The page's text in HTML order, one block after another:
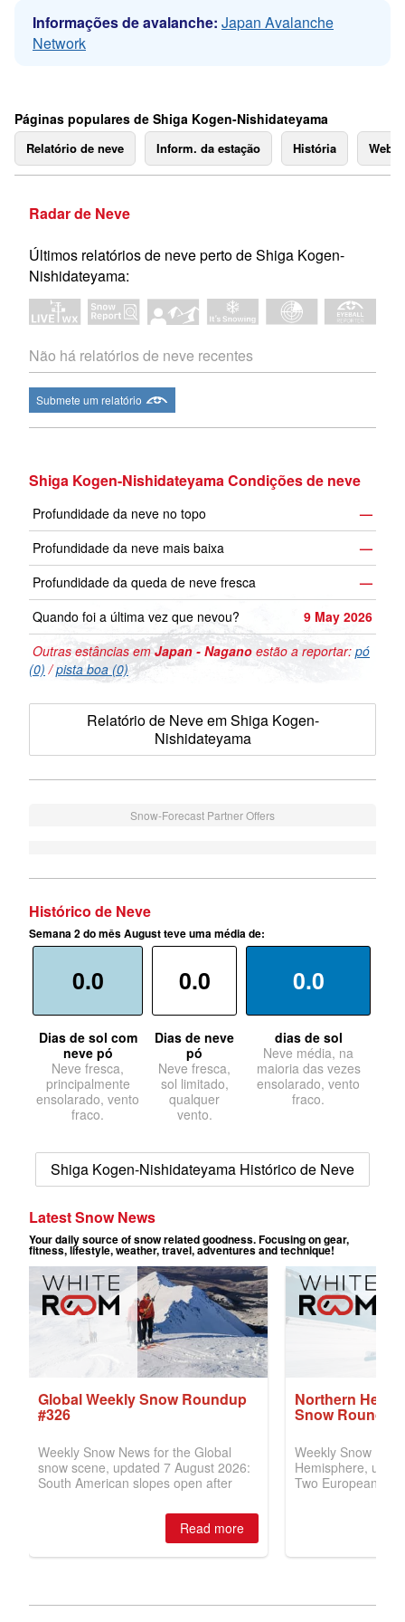
Informações de avalanche: Japan Avalanche
Network
Páginas populares de Shiga Kogen-Nishidateyama
Relatório de neve Inform. da estação História
Radar de Neve
Últimos relatórios de neve perto de Shiga Kogen-
Nishidateyama:
Não há relatórios de neve recentes
Submete um relatório
Shiga Kogen-Nishidateyama Condições de neve
Profundidade da neve no topo
—
Profundidade da neve mais baixa
—
Profundidade da queda de neve fresca
—
Quando foi a última vez que nevou?
9 May 2026
Outras estâncias emJapan - Nagano estão a reportar: pó
(0) /pista boa (0)
Relatório de Neve em Shiga Kogen-
Nishidateyama
Snow-Forecast Partner Offers
Histórico de Neve
Semana 2 do mês August teve uma média de:
0.0
Dias de sol com
neve pó
Neve fresca,
principalmente
ensolarado, vento
fraco.
0.0
Dias de neve
pó
Neve fresca,
sol limitado,
qualquer
vento.
0.0
dias de sol
Neve média, na
maioria das vezes
ensolarado, vento
fraco.
Shiga Kogen-Nishidateyama Histórico de Neve